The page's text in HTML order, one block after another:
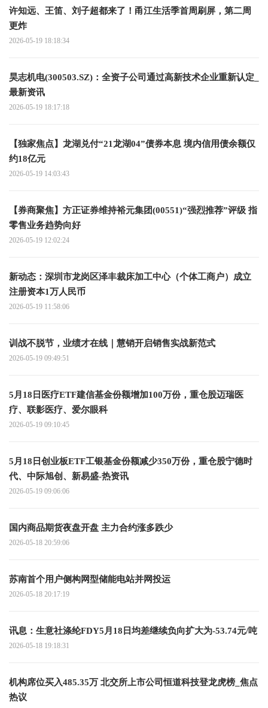
许知远、王笛、刘子超都来了！甬江生活季首周刷屏，第二周
更炸
2026-05-19 18:18:34
昊志机电(300503.SZ)：全资子公司通过高新技术企业重新认定_
最新资讯
2026-05-19 18:17:18
【独家焦点】龙湖兑付“21龙湖04”债券本息 境内信用债余额仅
约18亿元
2026-05-19 14:03:43
【券商聚焦】方正证券维持裕元集团(00551)“强烈推荐”评级 指
零售业务趋势向好
2026-05-19 12:02:24
新动态：深圳市龙岗区泽丰裁床加工中心（个体工商户）成立
注册资本1万人民币
2026-05-19 11:58:06
训战不脱节，业绩才在线｜慧销开启销售实战新范式
2026-05-19 09:49:51
5月18日医疗ETF建信基金份额增加100万份，重仓股迈瑞医
疗、联影医疗、爱尔眼科
2026-05-19 09:10:45
5月18日创业板ETF工银基金份额减少350万份，重仓股宁德时
代、中际旭创、新易盛-热资讯
2026-05-19 09:06:06
国内商品期货夜盘开盘 主力合约涨多跌少
2026-05-18 20:59:06
苏南首个用户侧构网型储能电站并网投运
2026-05-18 20:17:19
讯息：生意社涤纶FDY5月18日均差继续负向扩大为-53.74元/吨
2026-05-18 19:18:31
机构席位买入485.35万 北交所上市公司恒道科技登龙虎榜_焦点
热议